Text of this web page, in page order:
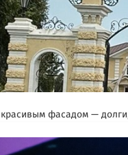
фасадом —